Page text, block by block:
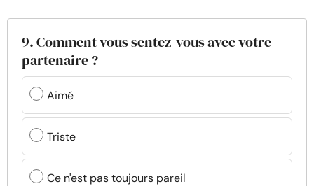
9. Comment vous sentez-vous avec votre
partenaire ?
Aimé
Triste
Ce n'est pas toujours pareil